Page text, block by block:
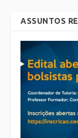
ASSUNTOS